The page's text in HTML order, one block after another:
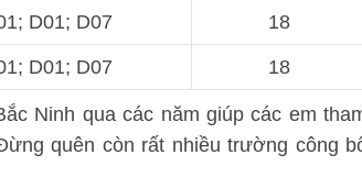
D01; D07 18
D01; D07 18
Ninh qua các năm giúp các em
quên còn rất nhiều trường công